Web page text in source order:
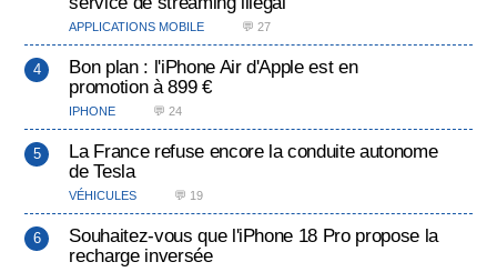
APPLICATIONS MOBILE 💬 27
Bon plan : l'iPhone Air d'Apple est en
promotion à 899 €
IPHONE 💬 24
La France refuse encore la conduite autonome
de Tesla
VÉHICULES 💬 19
Souhaitez-vous que l'iPhone 18 Pro propose la
recharge inversée